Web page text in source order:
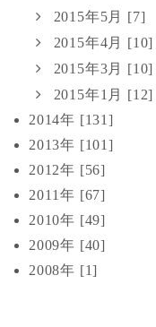
2015年5月 [7]
2015年4月 [10]
2015年3月 [10]
2015年1月 [12]
2014年 [131]
2013年 [101]
2012年 [56]
2011年 [67]
2010年 [49]
2009年 [40]
2008年 [1]